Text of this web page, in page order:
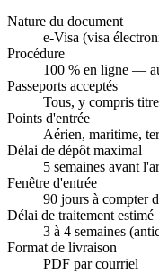
Nature du document
e-Visa (visa
Procédure
100 % en ligne —
Passeports acceptés
Tous, y compris
Points d'entrée
Aérien, maritime,
Délai de dépôt maximal
5 semaines avant
Fenêtre d'entrée
90 jours à compter
Délai de traitement estimé
3 à 4 semaines
Format de livraison
PDF par courriel